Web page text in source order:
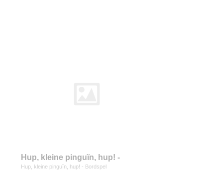
Hup, kleine pinguïn, hup! -
Bordspel
Hup, kleine pinguïn, hup! - Bordspel